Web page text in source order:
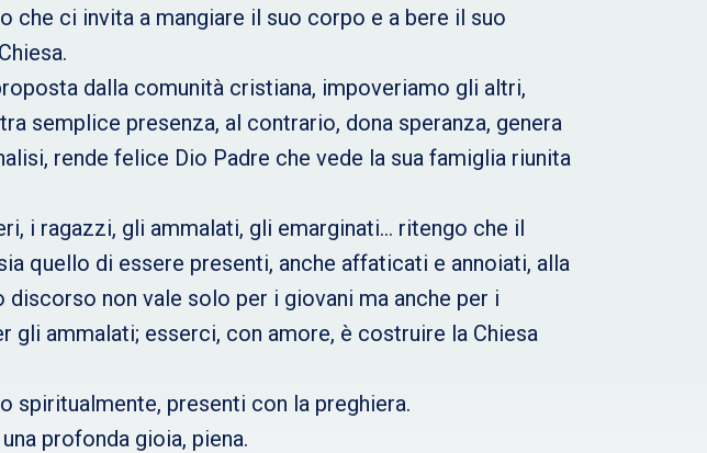
che ci invita a mangiare il suo corpo e a bere il suo
dalla comunità cristiana, impoveriamo gli altri,
semplice presenza, al contrario, dona speranza, genera
rende felice Dio Padre che vede la sua famiglia riunita
i ragazzi, gli ammalati, gli emarginati… ritengo che il
quello di essere presenti, anche affaticati e annoiati, alla
non vale solo per i giovani ma anche per i
gli ammalati; esserci, con amore, è costruire la Chiesa
spiritualmente, presenti con la preghiera.
profonda gioia, piena.